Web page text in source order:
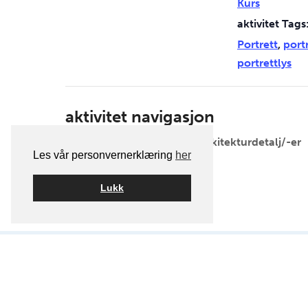
Les vår personvernerklæring her
Lukk
Kurs
aktivitet Tags:
Portrett,
portrettlys
aktivitet navigasjon
Erik Berg. Ukens bilde: Arkitekturdetalj/-er